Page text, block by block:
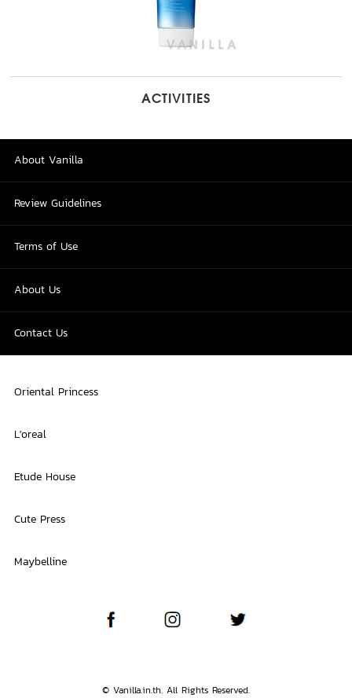
ACTIVITIES
About Vanilla
Review Guidelines
Terms of Use
About Us
Contact Us
Oriental Princess
L'oreal
Etude House
Cute Press
Maybelline
© Vanilla.in.th. All Rights Reserved.